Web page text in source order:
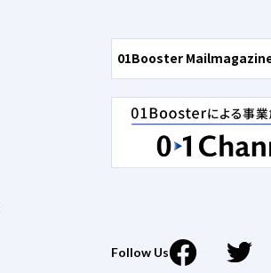
01Booster
Follow Us